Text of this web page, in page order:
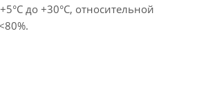
до +30°С, относительной